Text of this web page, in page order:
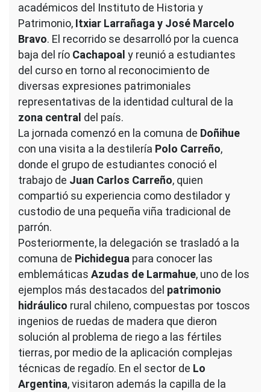
académicos del Instituto de Historia y
Patrimonio, Itxiar Larrañaga y José Marcelo
Bravo. El recorrido se desarrolló por la cuenca
baja del río Cachapoal y reunió a estudiantes
del curso en torno al reconocimiento de
diversas expresiones patrimoniales
representativas de la identidad cultural de la
zona central del país.
La jornada comenzó en la comuna de Doñihue
con una visita a la destilería Polo Carreño,
donde el grupo de estudiantes conoció el
trabajo de Juan Carlos Carreño, quien
compartió su experiencia como destilador y
custodio de una pequeña viña tradicional de
parrón.
Posteriormente, la delegación se trasladó a la
comuna de Pichidegua para conocer las
emblemáticas Azudas de Larmahue, uno de los
ejemplos más destacados del patrimonio
hidráulico rural chileno, compuestas por toscos
ingenios de ruedas de madera que dieron
solución al problema de riego a las fértiles
tierras, por medio de la aplicación complejas
técnicas de regadío. En el sector de Lo
Argentina, visitaron además la capilla de la